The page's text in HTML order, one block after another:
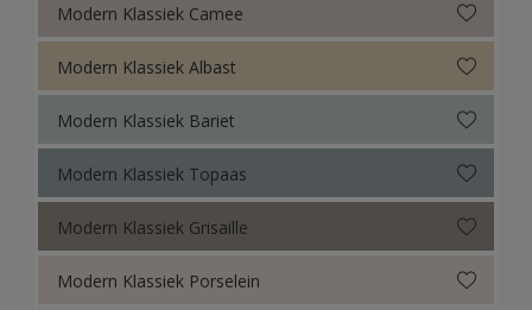
Modern Klassiek Camee
Modern Klassiek Albast
Modern Klassiek Bariet
Modern Klassiek Topaas
Modern Klassiek Grisaille
Modern Klassiek Porselein